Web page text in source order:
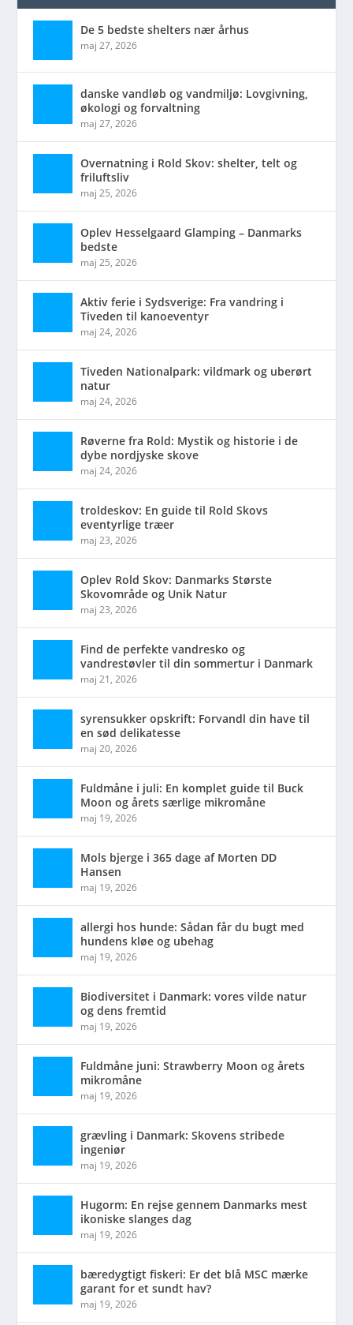
De 5 bedste shelters nær århus
maj 27, 2026
danske vandløb og vandmiljø: Lovgivning,
økologi og forvaltning
maj 27, 2026
Overnatning i Rold Skov: shelter, telt og
friluftsliv
maj 25, 2026
Oplev Hesselgaard Glamping – Danmarks
bedste
maj 25, 2026
Aktiv ferie i Sydsverige: Fra vandring i
Tiveden til kanoeventyr
maj 24, 2026
Tiveden Nationalpark: vildmark og uberørt
natur
maj 24, 2026
Røverne fra Rold: Mystik og historie i de
dybe nordjyske skove
maj 24, 2026
troldeskov: En guide til Rold Skovs
eventyrlige træer
maj 23, 2026
Oplev Rold Skov: Danmarks Største
Skovområde og Unik Natur
maj 23, 2026
Find de perfekte vandresko og
vandrestøvler til din sommertur i Danmark
maj 21, 2026
syrensukker opskrift: Forvandl din have til
en sød delikatesse
maj 20, 2026
Fuldmåne i juli: En komplet guide til Buck
Moon og årets særlige mikromåne
maj 19, 2026
Mols bjerge i 365 dage af Morten DD
Hansen
maj 19, 2026
allergi hos hunde: Sådan får du bugt med
hundens kløe og ubehag
maj 19, 2026
Biodiversitet i Danmark: vores vilde natur
og dens fremtid
maj 19, 2026
Fuldmåne juni: Strawberry Moon og årets
mikromåne
maj 19, 2026
grævling i Danmark: Skovens stribede
ingeniør
maj 19, 2026
Hugorm: En rejse gennem Danmarks mest
ikoniske slanges dag
maj 19, 2026
bæredygtigt fiskeri: Er det blå MSC mærke
garant for et sundt hav?
maj 19, 2026